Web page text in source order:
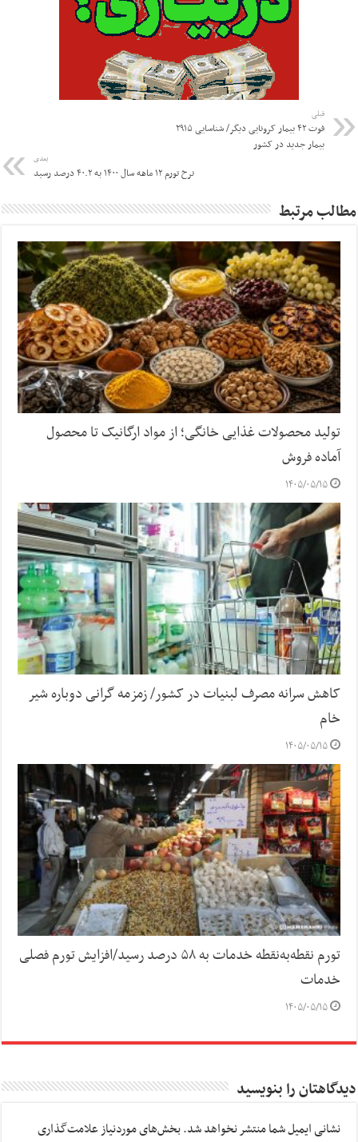
قبلی
فوت ۴۲ بیمار کرونایی دیگر/ شناسایی ۲۹۱۵
بیمار جدید در کشور
بعدی
نرخ تورم ۱۲ ماهه سال ۱۴۰۰ به ۴۰.۲ درصد رسید
مطالب مرتبط
تولید محصولات غذایی خانگی؛ از مواد ارگانیک تا محصول
آماده فروش
۱۴۰۵/۰۵/۱۵
کاهش سرانه مصرف لبنیات در کشور/ زمزمه گرانی دوباره شیر
خام
۱۴۰۵/۰۵/۱۵
تورم نقطه‌به‌نقطه خدمات به ۵۸ درصد رسید/افزایش تورم فصلی
خدمات
۱۴۰۵/۰۵/۱۵
دیدگاهتان را بنویسید
نشانی ایمیل شما منتشر نخواهد شد.بخش‌های موردنیاز علامت‌گذاری